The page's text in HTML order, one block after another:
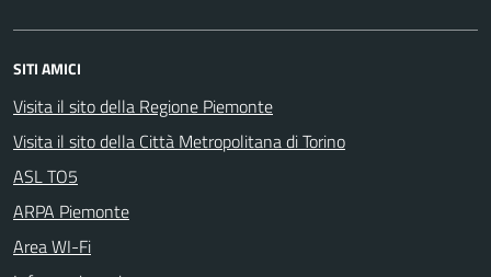
SITI AMICI
Visita il sito della Regione Piemonte
Visita il sito della Città Metropolitana di Torino
ASL TO5
ARPA Piemonte
Area WI-Fi